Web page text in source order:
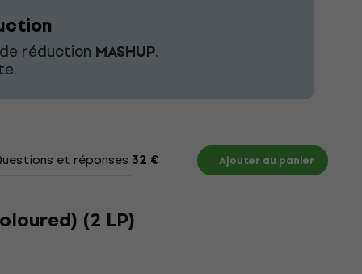
réduction MASHUP.
et réponses Documents
32 € Ajouter au panier
(2 LP)